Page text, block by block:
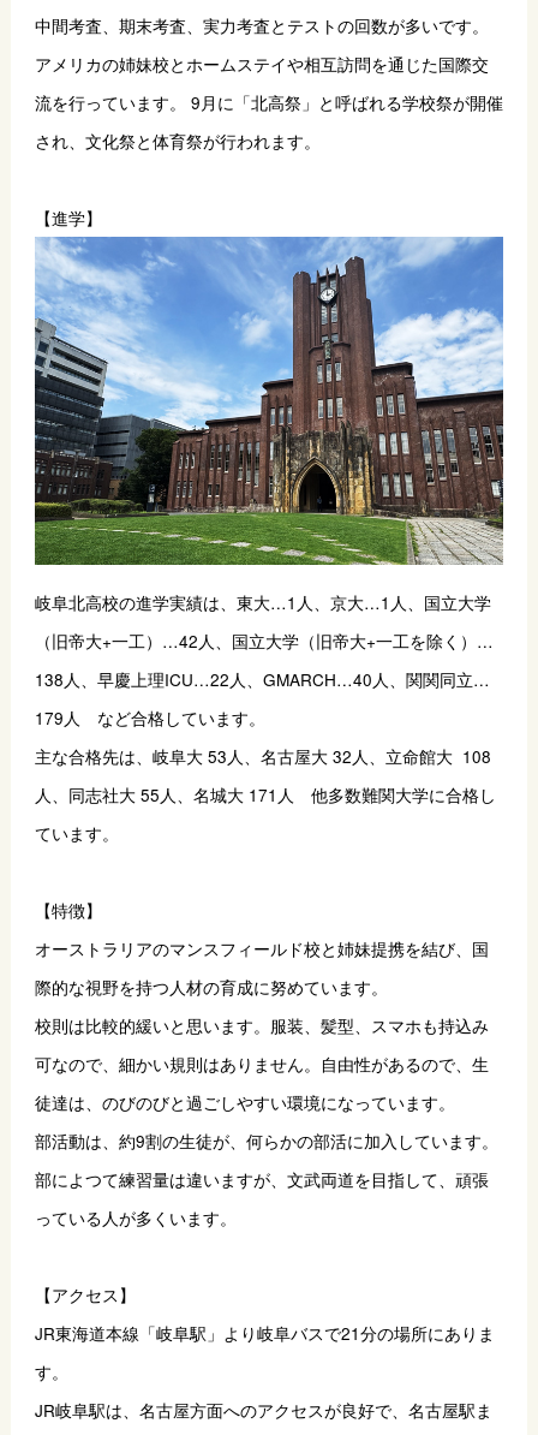
中間考査、期末考査、実力考査とテストの回数が多いです。
アメリカの姉妹校とホームステイや相互訪問を通じた国際交
流を行っています。 9月に「北高祭」と呼ばれる学校祭が開催
され、文化祭と体育祭が行われます。
【進学】
岐阜北高校の進学実績は、東大…1人、京大…1人、国立大学
（旧帝大+一工）…42人、国立大学（旧帝大+一工を除く）…
138人、早慶上理ICU…22人、GMARCH…40人、関関同立…
179人　など合格しています。
主な合格先は、岐阜大 53人、名古屋大 32人、立命館大  108
人、同志社大 55人、名城大 171人　他多数難関大学に合格し
ています。
【特徴】
オーストラリアのマンスフィールド校と姉妹提携を結び、国
際的な視野を持つ人材の育成に努めています。
校則は比較的緩いと思います。服装、髪型、スマホも持込み
可なので、細かい規則はありません。自由性があるので、生
徒達は、のびのびと過ごしやすい環境になっています。
部活動は、約9割の生徒が、何らかの部活に加入しています。
部によつて練習量は違いますが、文武両道を目指して、頑張
っている人が多くいます。
【アクセス】
JR東海道本線「岐阜駅」より岐阜バスで21分の場所にありま
す。
JR岐阜駅は、名古屋方面へのアクセスが良好で、名古屋駅ま